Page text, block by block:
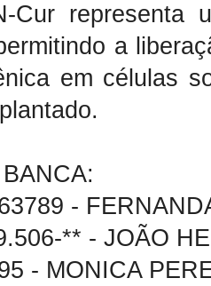
Cur representa
a
em células
-
** - JOÃO
- MONICA